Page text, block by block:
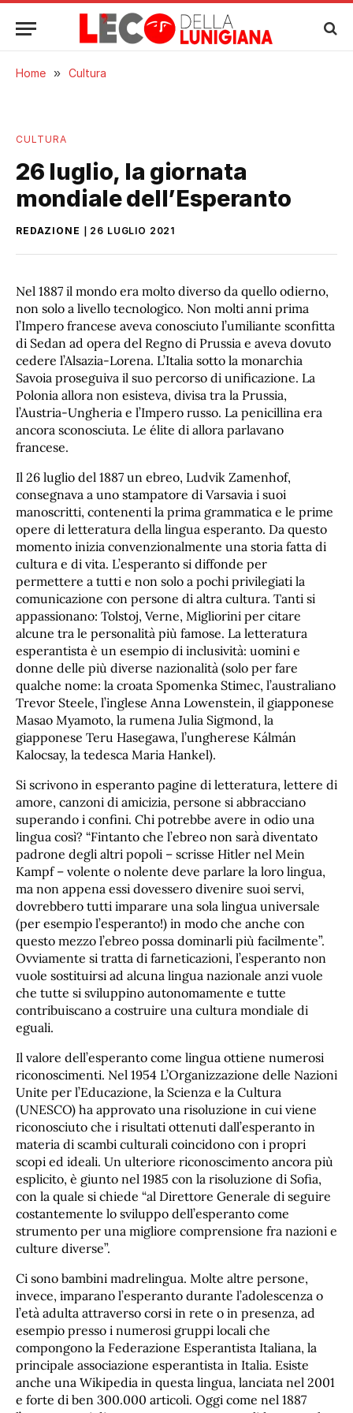
Home » Cultura
CULTURA
26 luglio, la giornata
mondiale dell’Esperanto
REDAZIONE 26 LUGLIO 2021
Nel 1887 il mondo era molto diverso da quello odierno,
non solo a livello tecnologico. Non molti anni prima
l’Impero francese aveva conosciuto l’umiliante sconfitta
di Sedan ad opera del Regno di Prussia e aveva dovuto
cedere l’Alsazia-Lorena. L’Italia sotto la monarchia
Savoia proseguiva il suo percorso di unificazione. La
Polonia allora non esisteva, divisa tra la Prussia,
l’Austria-Ungheria e l’Impero russo. La penicillina era
ancora sconosciuta. Le élite di allora parlavano
francese.
Il 26 luglio del 1887 un ebreo, Ludvik Zamenhof,
consegnava a uno stampatore di Varsavia i suoi
manoscritti, contenenti la prima grammatica e le prime
opere di letteratura della lingua esperanto. Da questo
momento inizia convenzionalmente una storia fatta di
cultura e di vita. L’esperanto si diffonde per
permettere a tutti e non solo a pochi privilegiati la
comunicazione con persone di altra cultura. Tanti si
appassionano: Tolstoj, Verne, Migliorini per citare
alcune tra le personalità più famose. La letteratura
esperantista è un esempio di inclusività: uomini e
donne delle più diverse nazionalità (solo per fare
qualche nome: la croata Spomenka Stimec, l’australiano
Trevor Steele, l’inglese Anna Lowenstein, il giapponese
Masao Myamoto, la rumena Julia Sigmond, la
giapponese Teru Hasegawa, l’ungherese Kálmán
Kalocsay, la tedesca Maria Hankel).
Si scrivono in esperanto pagine di letteratura, lettere di
amore, canzoni di amicizia, persone si abbracciano
superando i confini. Chi potrebbe avere in odio una
lingua così? “Fintanto che l’ebreo non sarà diventato
padrone degli altri popoli – scrisse Hitler nel Mein
Kampf – volente o nolente deve parlare la loro lingua,
ma non appena essi dovessero divenire suoi servi,
dovrebbero tutti imparare una sola lingua universale
(per esempio l’esperanto!) in modo che anche con
questo mezzo l’ebreo possa dominarli più facilmente”.
Ovviamente si tratta di farneticazioni, l’esperanto non
vuole sostituirsi ad alcuna lingua nazionale anzi vuole
che tutte si sviluppino autonomamente e tutte
contribuiscano a costruire una cultura mondiale di
eguali.
Il valore dell’esperanto come lingua ottiene numerosi
riconoscimenti. Nel 1954 L’Organizzazione delle Nazioni
Unite per l’Educazione, la Scienza e la Cultura
(UNESCO) ha approvato una risoluzione in cui viene
riconosciuto che i risultati ottenuti dall’esperanto in
materia di scambi culturali coincidono con i propri
scopi ed ideali. Un ulteriore riconoscimento ancora più
esplicito, è giunto nel 1985 con la risoluzione di Sofia,
con la quale si chiede “al Direttore Generale di seguire
costantemente lo sviluppo dell’esperanto come
strumento per una migliore comprensione fra nazioni e
culture diverse”.
Ci sono bambini madrelingua. Molte altre persone,
invece, imparano l’esperanto durante l’adolescenza o
l’età adulta attraverso corsi in rete o in presenza, ad
esempio presso i numerosi gruppi locali che
compongono la Federazione Esperantista Italiana, la
principale associazione esperantista in Italia. Esiste
anche una Wikipedia in questa lingua, lanciata nel 2001
e forte di ben 300.000 articoli. Oggi come nel 1887